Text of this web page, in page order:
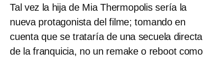
Tal vez la hija de Mia Thermopolis sería la
nueva protagonista del filme; tomando en
cuenta que se trataría de una secuela directa
de la franquicia, no un remake o reboot como